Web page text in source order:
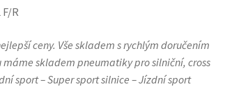
F/R
ceny. Vše skladem s rychlým doručením
máme skladem pneumatiky pro silniční, cross
sport – Super sport silnice – Jízdní sport